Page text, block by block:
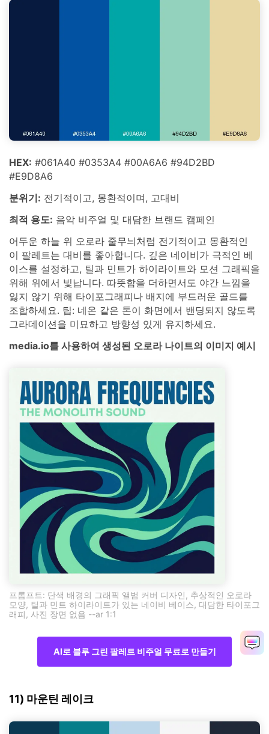
HEX: #061A40 #0353A4 #00A6A6 #94D2BD
#E9D8A6
분위기: 전기적이고, 몽환적이며, 고대비
최적 용도: 음악 비주얼 및 대담한 브랜드 캠페인
어두운 하늘 위 오로라 줄무늬처럼 전기적이고 몽환적인
이 팔레트는 대비를 좋아합니다. 깊은 네이비가 극적인 베
이스를 설정하고, 틸과 민트가 하이라이트와 모션 그래픽을
위해 위에서 빛납니다. 따뜻함을 더하면서도 야간 느낌을
잃지 않기 위해 타이포그래피나 배지에 부드러운 골드를
조합하세요. 팁: 네온 같은 톤이 화면에서 밴딩되지 않도록
그라데이션을 미묘하고 방향성 있게 유지하세요.
media.io를 사용하여 생성된 오로라 나이트의 이미지 예시
프롬프트: 단색 배경의 그래픽 앨범 커버 디자인, 추상적인 오로라
모양, 틸과 민트 하이라이트가 있는 네이비 베이스, 대담한 타이포그
래피, 사진 장면 없음 --ar 1:1
AI로 블루 그린 팔레트 비주얼 무료로 만들기
11) 마운틴 레이크